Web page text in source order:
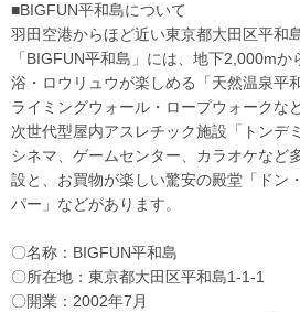
■BIGFUN平和島について
羽田空港からほど近い東京都大田区平和
「BIGFUN平和島」には、地下2,000m
浴・ロウリュウが楽しめる「天然温泉平
ライミングウォール・ロープウォークな
次世代型屋内アスレチック施設「トンデ
シネマ、ゲームセンター、カラオケなど
設と、お買物が楽しい驚安の殿堂「ドン
パー」などがあります。
〇名称：BIGFUN平和島
〇所在地：東京都大田区平和島1-1-1
〇開業：2002年7月